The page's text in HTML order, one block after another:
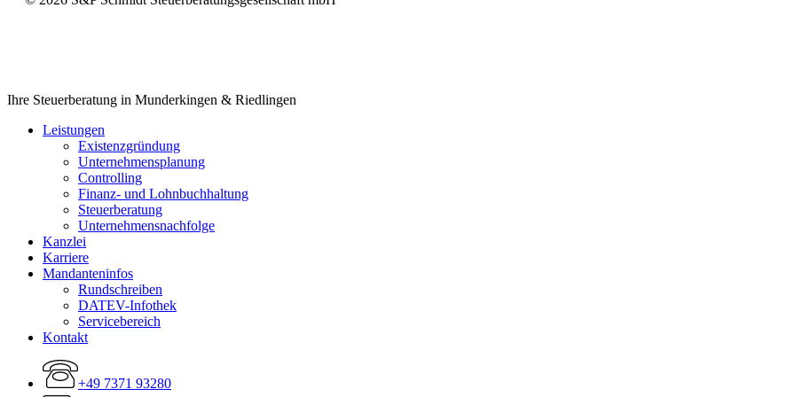
Close
Ihre Steuerberatung in Munderkingen & Riedlingen
Leistungen
Existenzgründung
Unternehmensplanung
Controlling
Finanz- und Lohnbuchhaltung
Steuerberatung
Unternehmensnachfolge
Kanzlei
Karriere
Mandanteninfos
Rundschreiben
DATEV-Infothek
Servicebereich
Kontakt
+49 7371 93280